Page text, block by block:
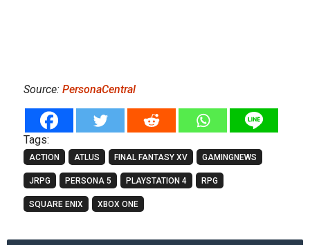
Source: PersonaCentral
Tags:
ACTION ATLUS FINAL FANTASY XV GAMINGNEWS
JRPG PERSONA 5 PLAYSTATION 4 RPG
SQUARE ENIX XBOX ONE